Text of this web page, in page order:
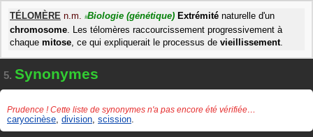
TÉLOMÈRE n.m. #Biologie (génétique) Extrémité naturelle d'un
chromosome. Les télomères raccourcissement progressivement à
chaque mitose, ce qui expliquerait le processus de vieillissement.
5. Synonymes
Prudence ! Cette liste de synonymes n'a pas encore été vérifiée…
caryocinèse division scission